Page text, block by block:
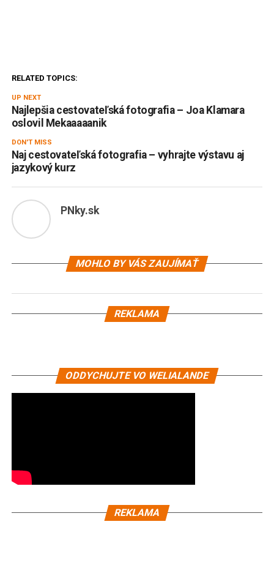
RELATED TOPICS:
UP NEXT
Najlepšia cestovateľská fotografia – Joa Klamara
oslovil Mekaaaaanik
DON'T MISS
Naj cestovateľská fotografia – vyhrajte výstavu aj
jazykový kurz
PNky.sk
MOHLO BY VÁS ZAUJÍMAŤ
REKLAMA
ODDYCHUJTE VO WELIALANDE
REKLAMA